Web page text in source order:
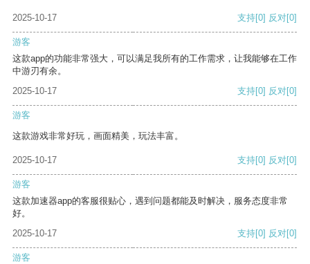
2025-10-17 支持[0] 反对[0]
游客
这款app的功能非常强大，可以满足我所有的工作需求，让我能够在工作
中游刃有余。
2025-10-17
支持[0] 反对[0]
游客
这款游戏非常好玩，画面精美，玩法丰富。
2025-10-17 支持[0] 反对[0]
游客
这款加速器app的客服很贴心，遇到问题都能及时解决，服务态度非常
好。
2025-10-17
支持[0] 反对[0]
游客